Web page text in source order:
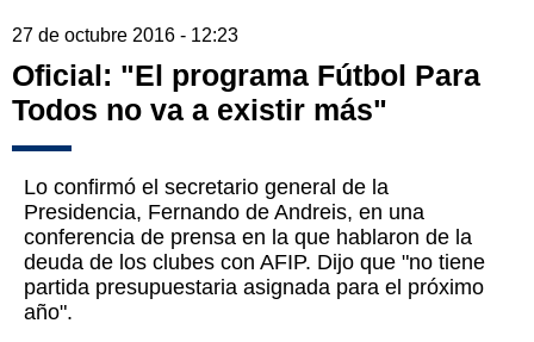
27 de octubre 2016 - 12:23
Oficial: "El programa Fútbol Para
Todos no va a existir más"
Lo confirmó el secretario general de la
Presidencia, Fernando de Andreis, en una
conferencia de prensa en la que hablaron de la
deuda de los clubes con AFIP. Dijo que "no tiene
partida presupuestaria asignada para el próximo
año".